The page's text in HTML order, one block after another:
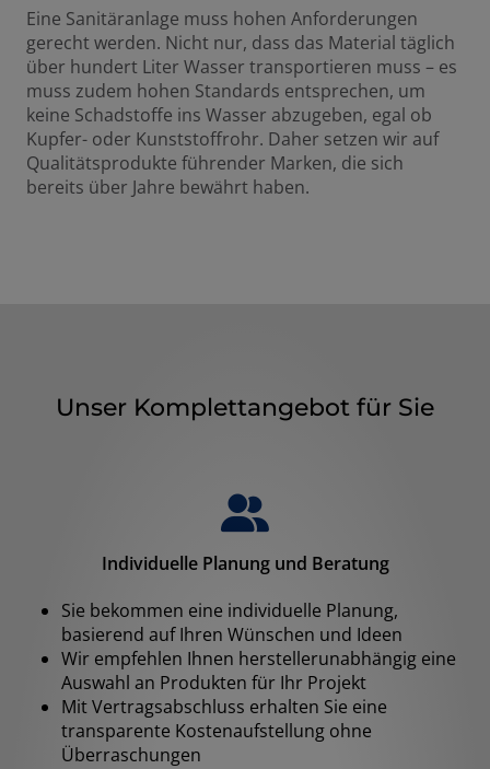
Eine Sanitäranlage muss hohen Anforderungen
gerecht werden. Nicht nur, dass das Material täglich
über hundert Liter Wasser transportieren muss – es
muss zudem hohen Standards entsprechen, um
keine Schadstoffe ins Wasser abzugeben, egal ob
Kupfer- oder Kunststoffrohr. Daher setzen wir auf
Qualitätsprodukte führender Marken, die sich
bereits über Jahre bewährt haben.
Unser Komplettangebot für Sie
Individuelle Planung und Beratung
Sie bekommen eine individuelle Planung,
basierend auf Ihren Wünschen und Ideen
Wir empfehlen Ihnen herstellerunabhängig eine
Auswahl an Produkten für Ihr Projekt
Mit Vertragsabschluss erhalten Sie eine
transparente Kostenaufstellung ohne
Überraschungen